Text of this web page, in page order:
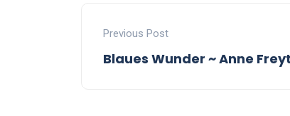
Previous Post
Blaues Wunder ~ Anne